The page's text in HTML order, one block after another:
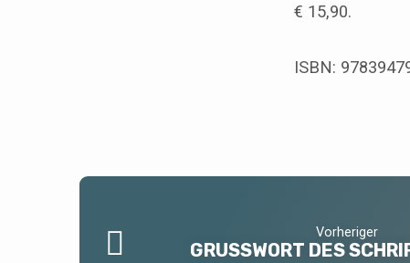
€ 15,90.
ISBN:
Vorheriger
GRUSSWORT DES